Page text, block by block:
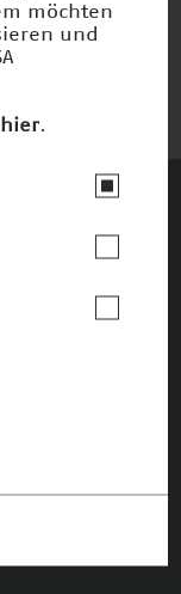
und
möchten
und
hier